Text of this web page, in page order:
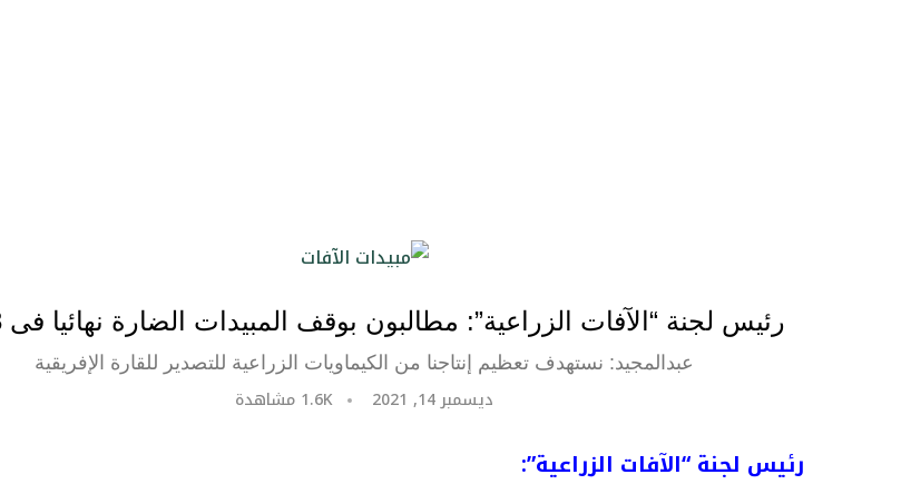
رئيس لجنة “الآفات الزراعية”: مطالبون بوقف المبيدات الضارة نهائيا فى 2023
عبدالمجيد: نستهدف تعظيم إنتاجنا من الكيماويات الزراعية للتصدير للقارة الإفريقية
ديسمبر 14, 2021 1.6K مشاهدة
رئيس لجنة “الآفات الزراعية”: